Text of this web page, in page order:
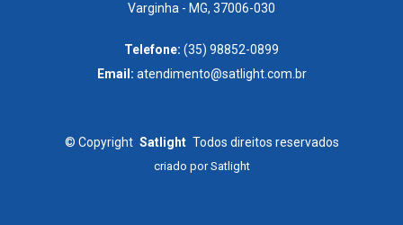
Varginha - MG, 37006-030
Telefone: (35) 98852-0899
Email: atendimento@satlight.com.br
© Copyright Satlight Todos direitos reservados
criado porSatlight